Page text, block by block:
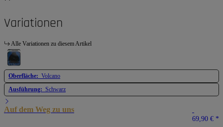
Variationen
Alle Variationen zu diesem Artikel
Oberfläche: Volcano
Ausführung: Schwarz
Auf dem Weg zu uns
69,90 € *